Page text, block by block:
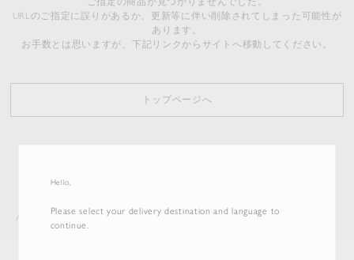
Hello,
Please select your delivery destination and language to
continue.
URLのご指定に誤りがあるか、更新等に伴い削除されてしまった可能性が
あります。
お手数とは思いますが、下記リンクからサイトへ移動してください。
トップページへ
AURALEE ITEM